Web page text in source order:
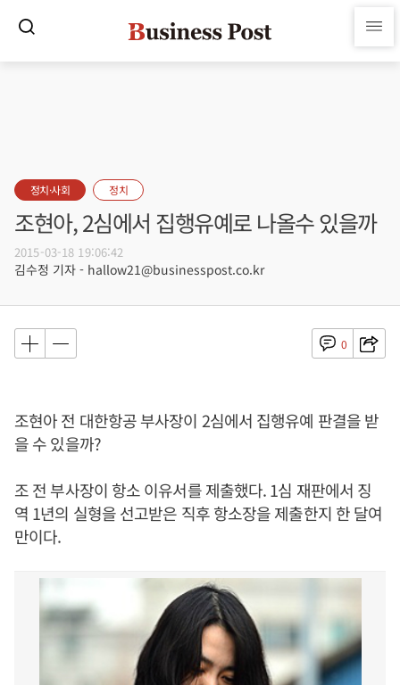
정치·사회 정치
조현아, 2심에서 집행유예로 나올수 있을까
2015-03-18 19:06:42
김수정 기자 - hallow21@businesspost.co.kr
0
조현아 전 대한항공 부사장이 2심에서 집행유예 판결을 받
을 수 있을까?
조 전 부사장이 항소 이유서를 제출했다. 1심 재판에서 징
역 1년의 실형을 선고받은 직후 항소장을 제출한지 한 달여
만이다.